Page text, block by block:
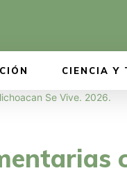
CIENCIA Y